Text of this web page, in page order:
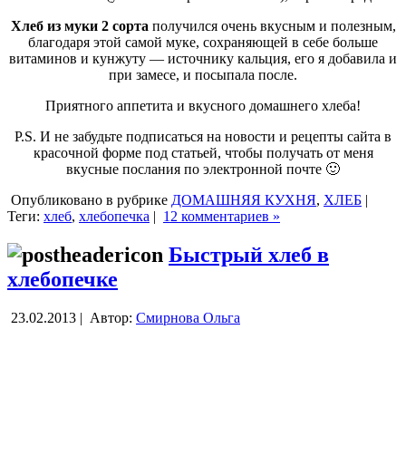
Хлеб из муки 2 сорта получился очень вкусным и полезным,
благодаря этой самой муке, сохраняющей в себе больше
витаминов и кунжуту — источнику кальция, его я добавила и
при замесе, и посыпала после.
Приятного аппетита и вкусного домашнего хлеба!
P.S. И не забудьте подписаться на новости и рецепты сайта в
красочной форме под статьей, чтобы получать от меня
вкусные послания по электронной почте 🙂
Опубликовано в рубрике ДОМАШНЯЯ КУХНЯ, ХЛЕБ |
Теги: хлеб, хлебопечка | 12 комментариев »
Быстрый хлеб в
хлебопечке
23.02.2013 | Автор: Смирнова Ольга